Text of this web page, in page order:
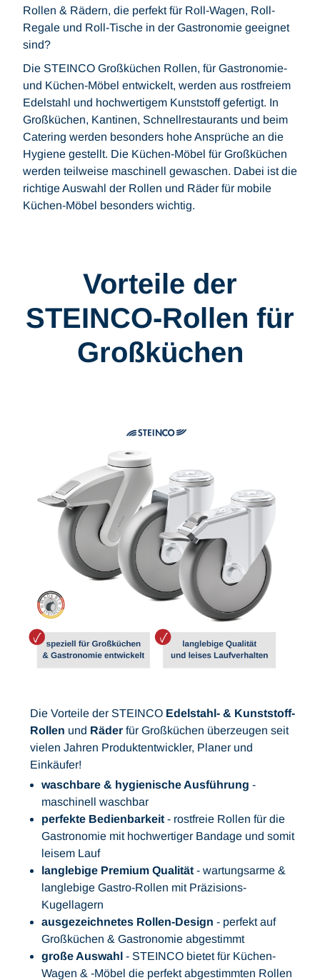
Rollen & Rädern, die perfekt für Roll-Wagen, Roll-
Regale und Roll-Tische in der Gastronomie geeignet
sind?
Die STEINCO Großküchen Rollen, für Gastronomie-
und Küchen-Möbel entwickelt, werden aus rostfreiem
Edelstahl und hochwertigem Kunststoff gefertigt. In
Großküchen, Kantinen, Schnellrestaurants und beim
Catering werden besonders hohe Ansprüche an die
Hygiene gestellt. Die Küchen-Möbel für Großküchen
werden teilweise maschinell gewaschen. Dabei ist die
richtige Auswahl der Rollen und Räder für mobile
Küchen-Möbel besonders wichtig.
Vorteile der
STEINCO-Rollen für
Großküchen
Die Vorteile der STEINCO Edelstahl- & Kunststoff-
Rollen und Räder für Großküchen überzeugen seit
vielen Jahren Produktentwickler, Planer und
Einkäufer!
waschbare & hygienische Ausführung -
maschinell waschbar
perfekte Bedienbarkeit - rostfreie Rollen für die
Gastronomie mit hochwertiger Bandage und somit
leisem Lauf
langlebige Premium Qualität - wartungsarme &
langlebige Gastro-Rollen mit Präzisions-
Kugellagern
ausgezeichnetes Rollen-Design - perfekt auf
Großküchen & Gastronomie abgestimmt
große Auswahl - STEINCO bietet für Küchen-
Wagen & -Möbel die perfekt abgestimmten Rollen